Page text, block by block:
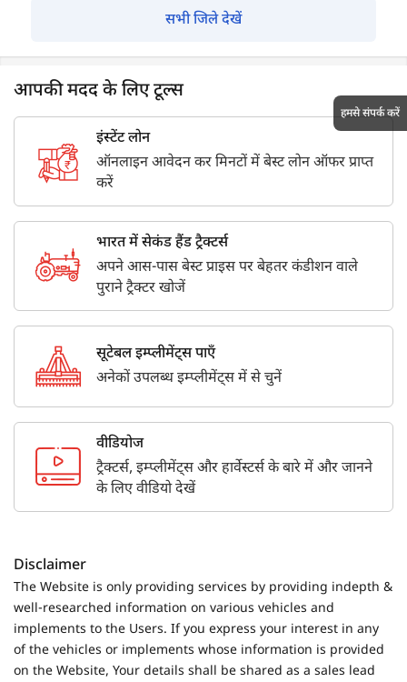
सभी जिले देखें
आपकी मदद के लिए टूल्स
इंस्टेंट लोन
ऑनलाइन आवेदन कर मिनटों में बेस्ट लोन ऑफर प्राप्त
करें
भारत में सेकंड हैंड ट्रैक्टर्स
अपने आस-पास बेस्ट प्राइस पर बेहतर कंडीशन वाले
पुराने ट्रैक्टर खोजें
सूटेबल इम्प्लीमेंट्स पाएँ
अनेकों उपलब्ध इम्प्लीमेंट्स में से चुनें
वीडियोज
ट्रैक्टर्स, इम्प्लीमेंट्स और हार्वेस्टर्स के बारे में और जानने
के लिए वीडियो देखें
Disclaimer
The Website is only providing services by providing indepth &
well-researched information on various vehicles and
implements to the Users. If you express your interest in any
of the vehicles or implements whose information is provided
on the Website, Your details shall be shared as a sales lead
हमसे संपर्क करें